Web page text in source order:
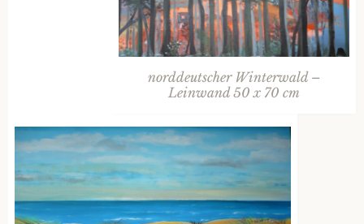
norddeutscher Winterwald –
Leinwand 50 x 70 cm